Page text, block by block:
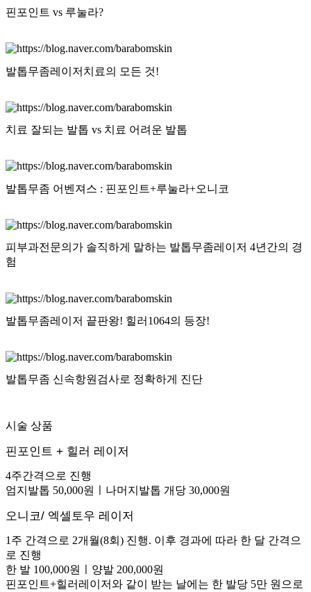
핀포인트 vs 루눌라?
발톱무좀레이저치료의 모든 것!
치료 잘되는 발톱 vs 치료 어려운 발톱
발톱무좀 어벤져스 : 핀포인트+루눌라+오니코
피부과전문의가 솔직하게 말하는 발톱무좀레이저 4년간의 경
험
발톱무좀레이저 끝판왕! 힐러1064의 등장!
발톱무좀 신속항원검사로 정확하게 진단
시술 상품
핀포인트 + 힐러 레이저
4주간격으로 진행
엄지발톱 50,000원ㅣ나머지발톱 개당 30,000원
오니코/ 엑셀토우 레이저
1주 간격으로 2개월(8회) 진행. 이후 경과에 따라 한 달 간격으
로 진행
한 발 100,000원ㅣ양발 200,000원
핀포인트+힐러레이저와 같이 받는 날에는 한 발당 5만 원으로